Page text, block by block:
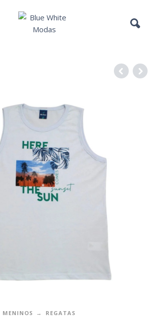
MENINOS REGATAS